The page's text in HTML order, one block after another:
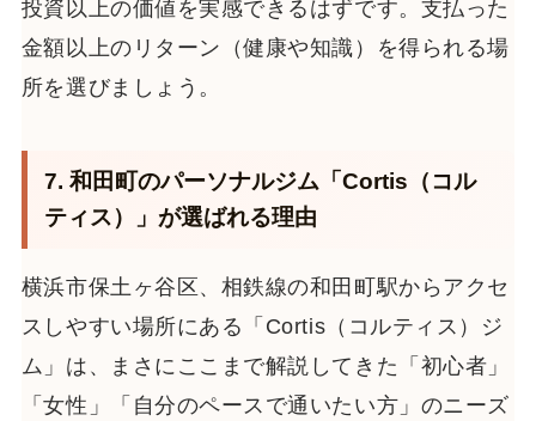
投資以上の価値を実感できるはずです。支払った
金額以上のリターン（健康や知識）を得られる場
所を選びましょう。
7. 和田町のパーソナルジム「Cortis（コル
ティス）」が選ばれる理由
横浜市保土ヶ谷区、相鉄線の和田町駅からアクセ
スしやすい場所にある「Cortis（コルティス）ジ
ム」は、まさにここまで解説してきた「初心者」
「女性」「自分のペースで通いたい方」のニーズ